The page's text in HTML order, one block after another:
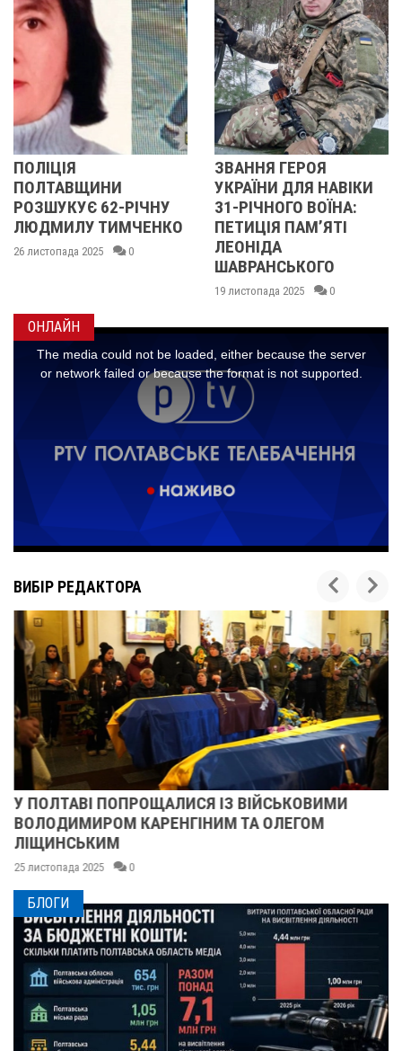
ЗВАННЯ ГЕРОЯ
УКРАЇНИ ДЛЯ НАВІКИ
31-РІЧНОГО ВОЇНА:
ПЕТИЦІЯ ПАМʼЯТІ
ЛЕОНІДА
ПОЛІЦІЯ
ПОЛТАВЩИНИ
РОЗШУКУЄ 67-РІЧНУ
ЛЮДМИЛУ
МАЛИНЕНКО
14 листопада 2025
ОНЛАЙН
ВИБІР РЕДАКТОРА
У ПОЛТАВІ ПОПРОЩАЛИСЯ ІЗ ВІЙСЬКОВИМИ
ВОЛОДИМИРОМ КАРЕНГІНИМ ТА ОЛЕГОМ
ЛІЩИНСЬКИМ
25 листопада 2025 0
БЛОГИ